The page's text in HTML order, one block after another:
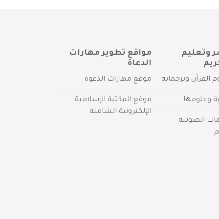
وتعليم
القرآن وترجماته
وعلومها
الصوتية
مواقع تطوير مهارات
الدعاة
موقع مهارات الدعوة
موقع المكتبة الإسلامية
الإلكترونية الشاملة